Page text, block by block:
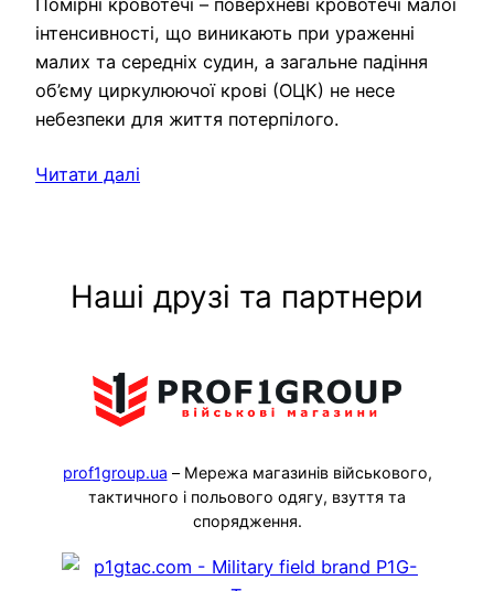
інтенсивності, що виникають при ураженні
малих та середніх судин, а загальне падіння
об’єму циркулюючої крові (ОЦК) не несе
небезпеки для життя потерпілого.
Читати далі
Наші друзі та партнери
prof1group.ua – Мережа магазинів військового,
тактичного і польового одягу, взуття та
спорядження.